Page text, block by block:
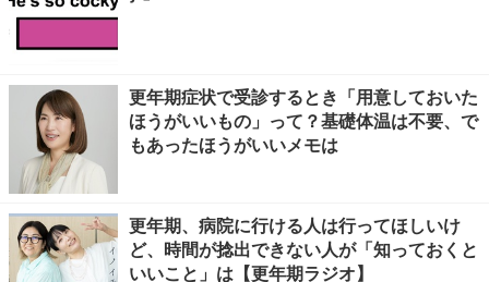
更年期症状で受診するとき「用意しておいた
ほうがいいもの」って？基礎体温は不要、で
もあったほうがいいメモは
更年期、病院に行ける人は行ってほしいけ
ど、時間が捻出できない人が「知っておくと
いいこと」は【更年期ラジオ】